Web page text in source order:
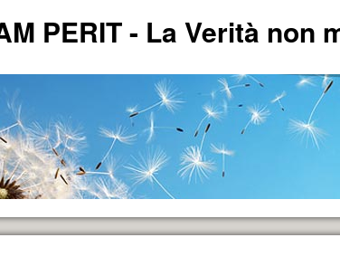
PERIT - La Verità non